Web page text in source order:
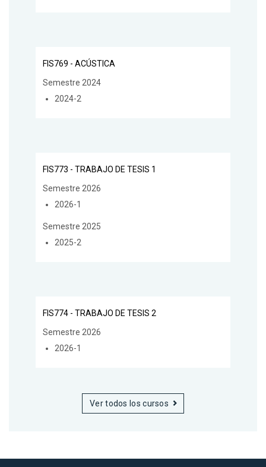
FIS769 - ACÚSTICA
Semestre 2024
2024-2
FIS773 - TRABAJO DE TESIS 1
Semestre 2026
2026-1
Semestre 2025
2025-2
FIS774 - TRABAJO DE TESIS 2
Semestre 2026
2026-1
Ver todos los cursos